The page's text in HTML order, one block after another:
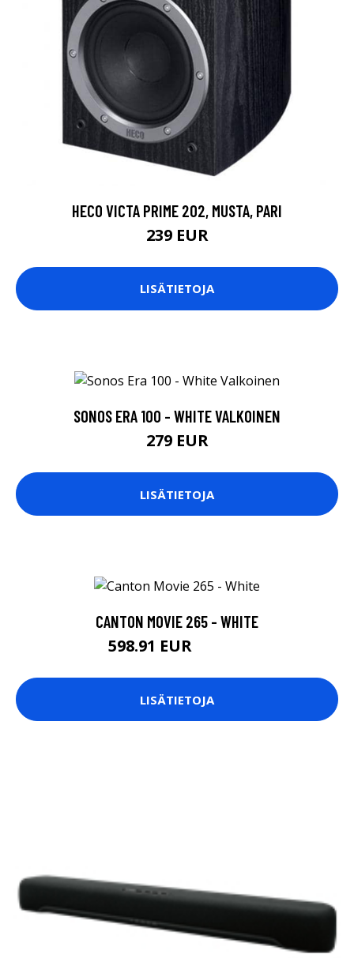
HECO VICTA PRIME 202, MUSTA, PARI
239 EUR
LISÄTIETOJA
SONOS ERA 100 - WHITE VALKOINEN
279 EUR
LISÄTIETOJA
CANTON MOVIE 265 - WHITE
598.91 EUR
LISÄTIETOJA